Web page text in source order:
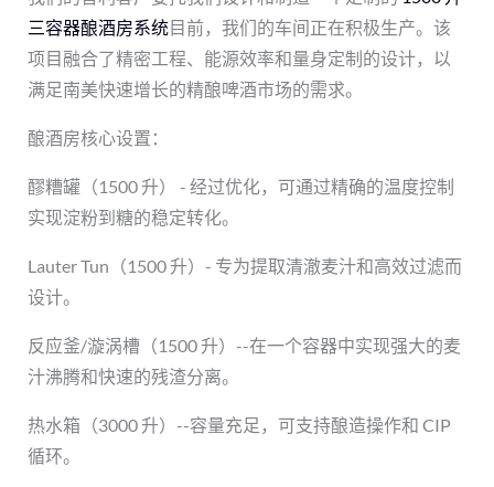
三容器酿酒房系统目前，我们的车间正在积极生产。该
项目融合了精密工程、能源效率和量身定制的设计，以
满足南美快速增长的精酿啤酒市场的需求。
酿酒房核心设置：
醪糟罐（1500 升） - 经过优化，可通过精确的温度控制
实现淀粉到糖的稳定转化。
Lauter Tun（1500 升）- 专为提取清澈麦汁和高效过滤而
设计。
反应釜/漩涡槽（1500 升）--在一个容器中实现强大的麦
汁沸腾和快速的残渣分离。
热水箱（3000 升）--容量充足，可支持酿造操作和 CIP
循环。